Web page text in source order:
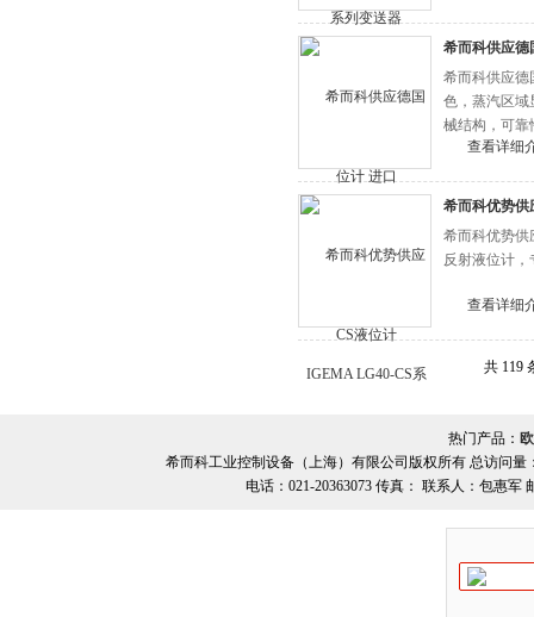
希而科供应德
希而科供应德
色，蒸汽区域
械结构，可靠
查看详细
希而科优势供
希而科优势供
反射液位计
查看详细
共 119
热门产品：
希而科工业控制设备（上海）有限公司版权所有 总访问量
电话：021-20363073 传真： 联系人：包惠军